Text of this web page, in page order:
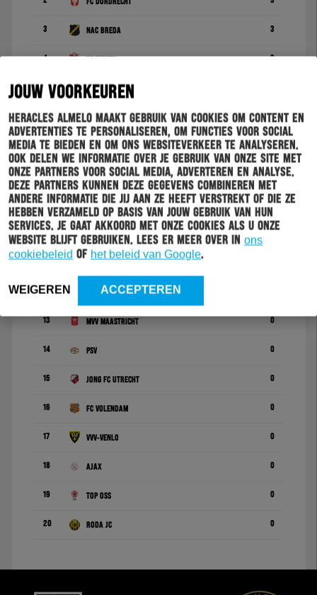
JOUW VOORKEUREN
Heracles Almelo maakt gebruik van cookies om content en
advertenties te personaliseren, om functies voor social
media te bieden en om ons websiteverkeer te analyseren.
Ook delen we informatie over je gebruik van onze site met
onze partners voor social media, adverteren en analyse.
Deze partners kunnen deze gegevens combineren met
andere informatie die jij aan ze heeft verstrekt of die ze
hebben verzameld op basis van jouw gebruik van hun
services. Je gaat akkoord met onze cookies als u onze
website blijft gebruiken. Lees er meer over in ons
cookiebeleid of het beleid van Google.
WEIGEREN ACCEPTEREN
FC Dordrecht
3 NAC Breda 3
4 3
Almere City FC
6 RKC Waalwijk 1
FC Den Bosch 1
8 Vitesse 1
9 Jong AZ 0
10 De Graafschap
11
12 Helmond Sport
13 MVV Maastricht 0
14 PSV 0
15 Jong FC Utrecht 0
16 FC Volendam 0
17 VVV-Venlo 0
18 Ajax 0
19 TOP Oss 0
20 Roda JC 0